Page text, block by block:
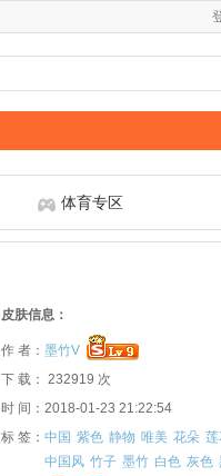
体育专区
皮肤信息：
作 者： 墨竹V
下 载： 232919 次
时 间：2018-01-23 21:22:54
标 签： 中国 紫色 静物 唯美 花朵
中国风 竹子 墨竹 白色 灰色